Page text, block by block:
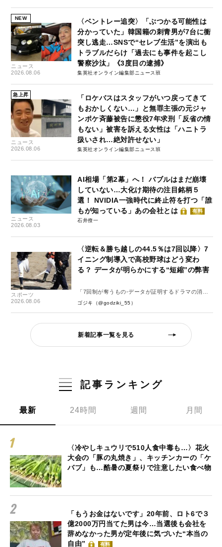
NEW
ニュース
2026.08.06
〈ベントレー追突〉「ぶつかる可能性は
分かっていた」韓国籍の刺青男が7台に衝
突し逃走…SNSで“セレブ生活”を演出も
トラブルだらけ「過去にも事件を起こし
警察沙汰」《3度目の逮捕》
集英社オンライン編集部ニュース班
急上昇
ニュース
2026.08.06
「ロケバスはスタッフがいつ戻ってきて
もおかしくない…」と無罪主張の元ジャ
ンポケ斉藤被告に懲役7年求刑「反省の情
もない」被害を訴える女性は「ハニトラ
扱いされ…絶対許せない」
集英社オンライン編集部ニュース班
ニュース
2026.08.03
AI相場「第2幕」へ！ バブルはまだ崩壊
していない…大化け期待の注目銘柄５
選！ NVIDIA一強時代に終止符を打つ「誰
もが知っている」あの会社とは
有料
石井僚一
スポーツ
2026.08.06
〈逆転＆勝ち越しの44.5％は7回以降〉7
イニング制導入で高校野球はどう変わ
る？ データが明らかにする“短縮”の弊害
「7回制が奪うもの-データが証明するドラマの消
失-」
ゴジキ（@godziki_55）
新着記事一覧を見る
記事ランキング
最新 24時間 週間 月間
〈冷やしキュウリで510人食中毒も…〉花火
大会の「豚の丸焼き」、キッチンカーの「ケ
バブ」も…酷暑の夏祭りで注意したい食べ物
「もうお金はないです」20年前、ロト6で３
億2000万円当てた男は今…当選後も会社を
辞めなかった男が定年後に気づいた“本当の
自由”
有料